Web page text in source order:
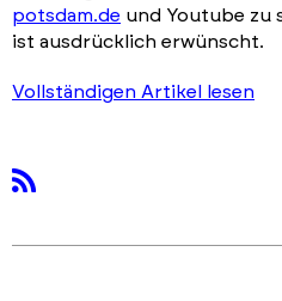
potsdam.de und Youtube zu
ist ausdrücklich erwünscht.
Vollständigen Artikel lesen